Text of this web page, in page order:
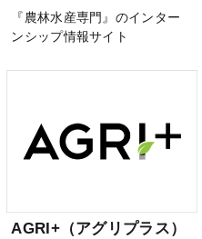
『農林水産専門』のインター
ンシップ情報サイト
AGRI+（アグリプラス）